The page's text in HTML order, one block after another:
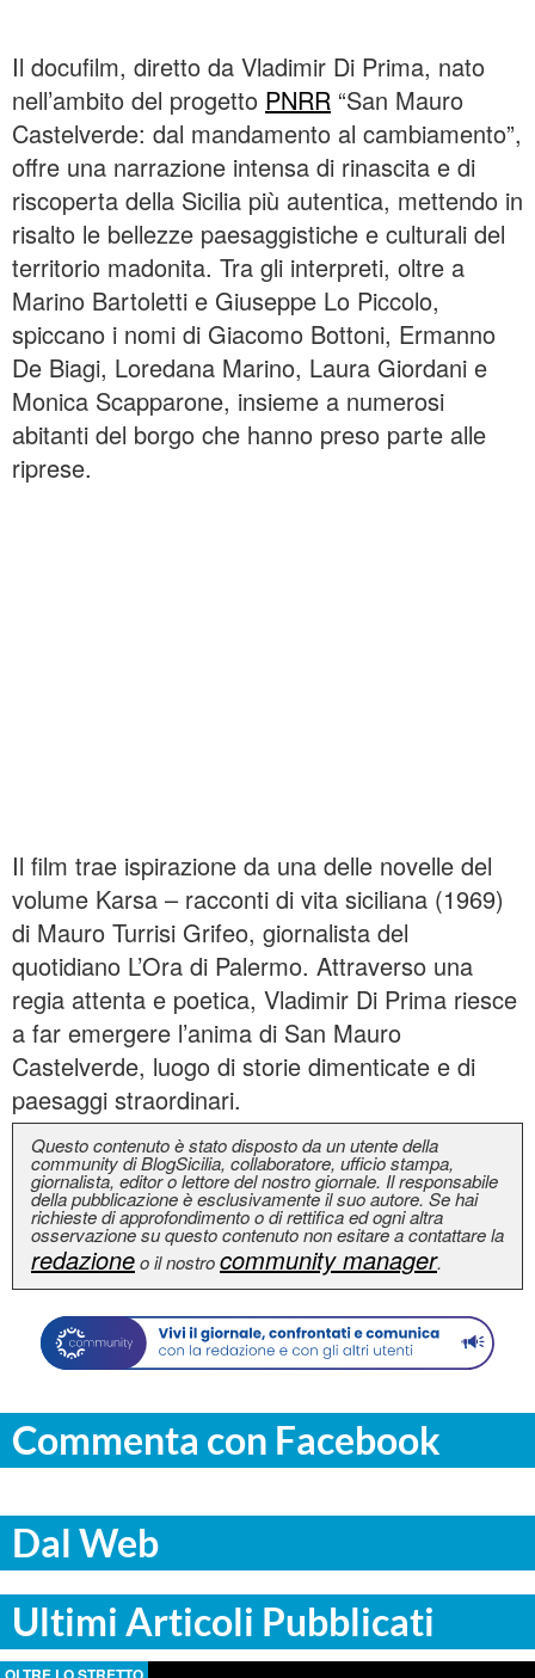
Il docufilm, diretto da Vladimir Di Prima, nato
nell’ambito del progetto PNRR “San Mauro
Castelverde: dal mandamento al cambiamento”,
offre una narrazione intensa di rinascita e di
riscoperta della Sicilia più autentica, mettendo in
risalto le bellezze paesaggistiche e culturali del
territorio madonita. Tra gli interpreti, oltre a
Marino Bartoletti e Giuseppe Lo Piccolo,
spiccano i nomi di Giacomo Bottoni, Ermanno
De Biagi, Loredana Marino, Laura Giordani e
Monica Scapparone, insieme a numerosi
abitanti del borgo che hanno preso parte alle
riprese.
Il film trae ispirazione da una delle novelle del
volume Karsa – racconti di vita siciliana (1969)
di Mauro Turrisi Grifeo, giornalista del
quotidiano L’Ora di Palermo. Attraverso una
regia attenta e poetica, Vladimir Di Prima riesce
a far emergere l’anima di San Mauro
Castelverde, luogo di storie dimenticate e di
paesaggi straordinari.
Questo contenuto è stato disposto da un utente della
community di BlogSicilia, collaboratore, ufficio stampa,
giornalista, editor o lettore del nostro giornale. Il responsabile
della pubblicazione è esclusivamente il suo autore. Se hai
richieste di approfondimento o di rettifica ed ogni altra
osservazione su questo contenuto non esitare a contattare la
redazioneo il nostrocommunity manager.
Commenta con Facebook
Dal Web
Ultimi Articoli Pubblicati